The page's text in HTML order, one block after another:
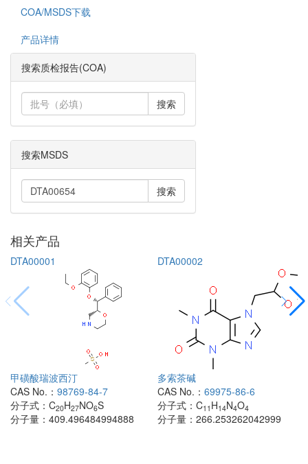
COA/MSDS下载
产品详情
搜索质检报告(COA)
搜索
搜索MSDS
搜索
相关产品
DTA00001
甲磺酸瑞波西汀
CAS No.： 98769-84-7
分子式： C20H27NO6S
分子量： 409.496484994888
DTA00002
多索茶碱
CAS No.： 69975-86-6
分子式： C11 H14N4O4
分子量： 266.253262042999